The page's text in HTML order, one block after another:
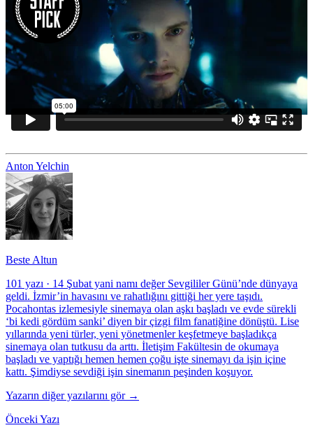
Anton Yelchin
Beste Altun
101 yazı · 14 Şubat yani namı değer Sevgililer Günü’nde dünyaya
geldi. İzmir’in havasını ve rahatlığını gittiği her yere taşıdı.
Pocahontas izlemesiyle sinemaya olan aşkı başladı ve evde sürekli
‘bi kedi gördüm sanki’ diyen bir çizgi film fanatiğine dönüştü. Lise
yıllarında yeni türler, yeni yönetmenler keşfetmeye başladıkça
sinemaya olan tutkusu da arttı. İletişim Fakültesin de okumaya
başladı ve yaptığı hemen hemen çoğu işte sinemayı da işin içine
kattı. Şimdiyse sevdiği işin sinemanın peşinden koşuyor.
Yazarın diğer yazılarını gör →
Önceki Yazı